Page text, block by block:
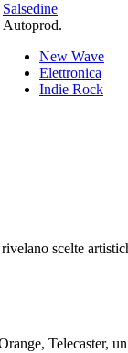
Salsedine
Autoprod.
New Wave
Elettronica
Indie Rock
scelte
Telecaster,